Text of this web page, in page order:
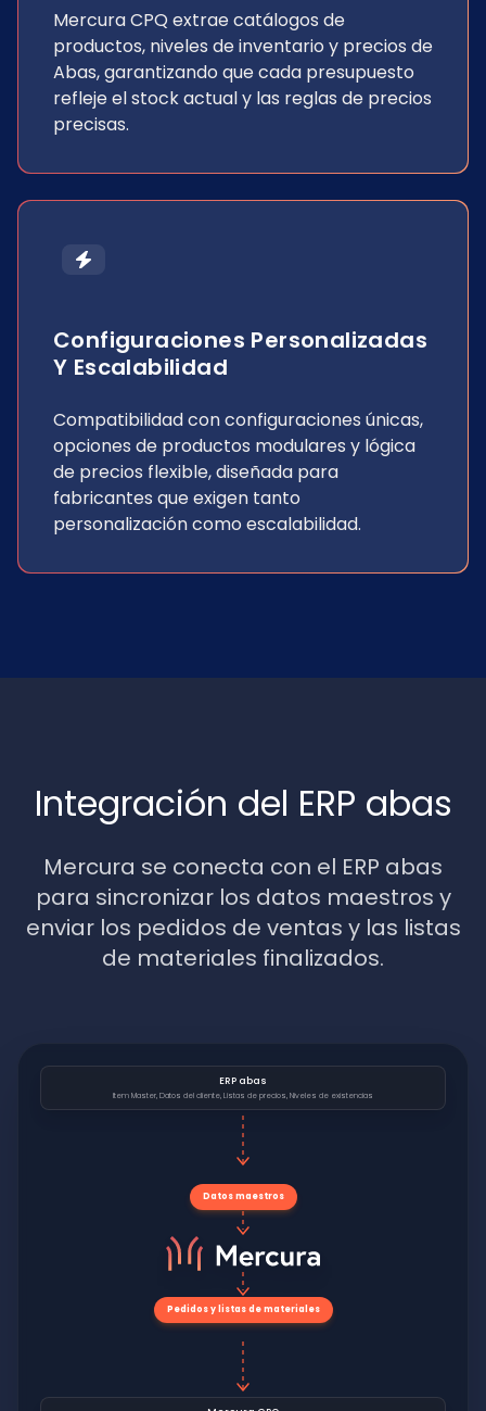
Mercura CPQ extrae catálogos de
productos, niveles de inventario y precios de
Abas, garantizando que cada presupuesto
refleje el stock actual y las reglas de precios
precisas.
Configuraciones Personalizadas
Y Escalabilidad
Compatibilidad con configuraciones únicas,
opciones de productos modulares y lógica
de precios flexible, diseñada para
fabricantes que exigen tanto
personalización como escalabilidad.
Integración del ERP abas
Mercura se conecta con el ERP abas
para sincronizar los datos maestros y
enviar los pedidos de ventas y las listas
de materiales finalizados.
ERP abas
Item Master, Datos del cliente, Listas de precios, Niveles de existencias
Datos maestros
Pedidos y listas de materiales